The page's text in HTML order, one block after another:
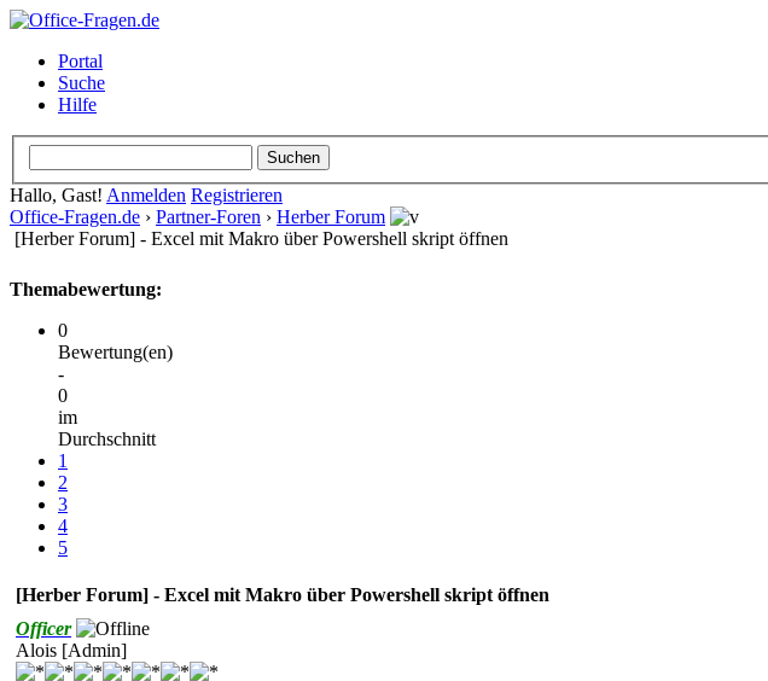
Portal
Suche
Hilfe
Hallo, Gast! Anmelden Registrieren
Office-Fragen.de › Partner-Foren › Herber Forum
[Herber Forum] - Excel mit Makro über Powershell skript öffnen
Themabewertung:
0
Bewertung(en)
-
0
im
Durchschnitt
1
2
3
4
5
[Herber Forum] - Excel mit Makro über Powershell skript öffnen
Officer
Alois [Admin]